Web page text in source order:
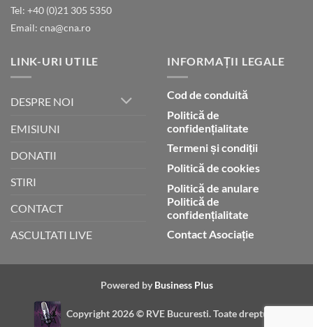
Tel: +40 (0)21 305 5350
Email: cna@cna.ro
LINK-URI UTILE
DESPRE NOI
EMISIUNI
DONATII
STIRI
CONTACT
ASCULTATI LIVE
INFORMAȚII LEGALE
Cod de conduită
Politică de
confidențialitate
Termeni și condiții
Politică de cookies
Politică de anulare
Politică de
confidențialitate
Contact Asociație
Powered by Business Plus
Copyright 2026 © RVE Bucuresti. Toate drepturile